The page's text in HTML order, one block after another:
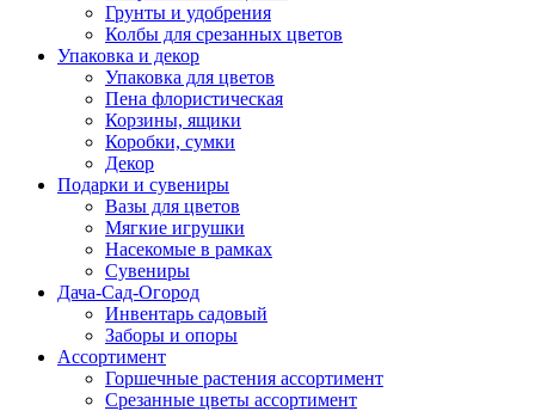
Грунты и удобрения
Колбы для срезанных цветов
Упаковка и декор
Упаковка для цветов
Пена флористическая
Корзины, ящики
Коробки, сумки
Декор
Подарки и сувениры
Вазы для цветов
Мягкие игрушки
Насекомые в рамках
Сувениры
Дача-Сад-Огород
Инвентарь садовый
Заборы и опоры
Ассортимент
Горшечные растения ассортимент
Срезанные цветы ассортимент